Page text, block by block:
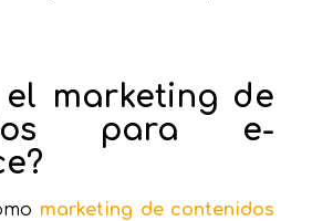
el marketing de
para e-
marketing de contenidos